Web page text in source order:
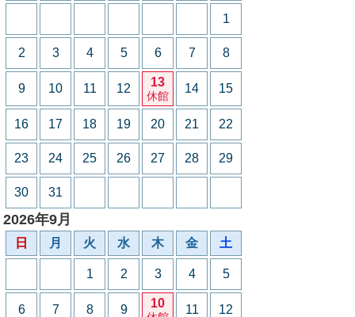
1
2 3 4 5 6 7 8
9 10 11 12 13
休館
14 15
16 17 18 19 20 21 22
23 24 25 26 27 28 29
30 31
2026年9月
日 月 火 水 木 金 土
1 2 3 4 5
6 7 8 9 10 11 12